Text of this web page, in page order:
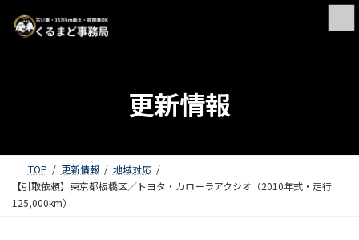
更新情報
TOP 更新情報
地域対応
【引取依頼】東京都板橋区／トヨタ・カローラアクシオ（2010年式・走行
125,000km）